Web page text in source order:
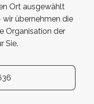
Ort ausgewählt
wir übernehmen die
Organisation der
Sie.